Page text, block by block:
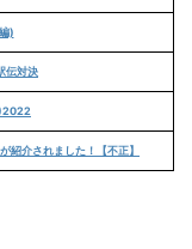
)
伝対決
紹介されました！【不正】